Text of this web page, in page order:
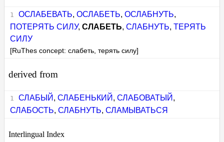
ОСЛАБЕВАТЬ, ОСЛАБЕТЬ, ОСЛАБНУТЬ,
ПОТЕРЯТЬ СИЛУ,СЛАБЕТЬ,СЛАБНУТЬ,ТЕРЯТЬ
СИЛУ
[RuThes concept: слабеть, терять силу]
derived from
СЛАБЫЙ , СЛАБЕНЬКИЙ , СЛАБОВАТЫЙ ,
СЛАБОСТЬ,СЛАБНУТЬ,СЛАМЫВАТЬСЯ
Interlingual Index